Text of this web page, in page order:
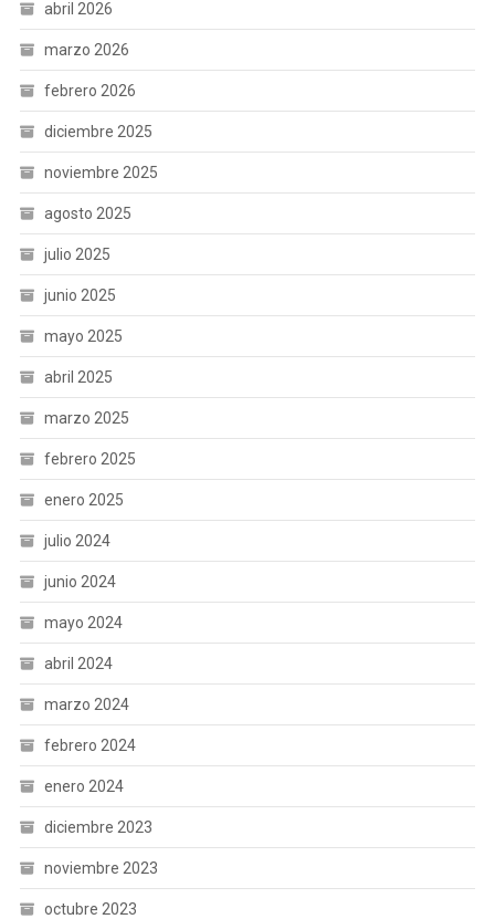
abril 2026
marzo 2026
febrero 2026
diciembre 2025
noviembre 2025
agosto 2025
julio 2025
junio 2025
mayo 2025
abril 2025
marzo 2025
febrero 2025
enero 2025
julio 2024
junio 2024
mayo 2024
abril 2024
marzo 2024
febrero 2024
enero 2024
diciembre 2023
noviembre 2023
octubre 2023